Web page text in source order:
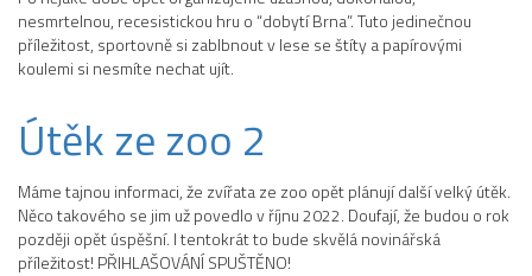
nesmrtelnou, recesistickou hru o “dobytí Brna”. Tuto jedinečnou
příležitost, sportovně si zablbnout v lese se štíty a papírovými
koulemi si nesmíte nechat ujít.
Útěk ze zoo 2
Máme tajnou informaci, že zvířata ze zoo opět plánují další velký útěk.
Něco takového se jim už povedlo v říjnu 2022. Doufají, že budou o rok
později opět úspěšní. I tentokrát to bude skvělá novinářská
příležitost! PŘIHLAŠOVÁNÍ SPUŠTĚNO!